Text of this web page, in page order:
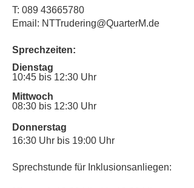
T: 089 43665780
Email: NTTrudering@QuarterM.de
Sprechzeiten:
Dienstag
10:45 bis 12:30 Uhr
Mittwoch
08:30 bis 12:30 Uhr
Donnerstag
16:30 Uhr bis 19:00 Uhr
Sprechstunde für Inklusionsanliegen: